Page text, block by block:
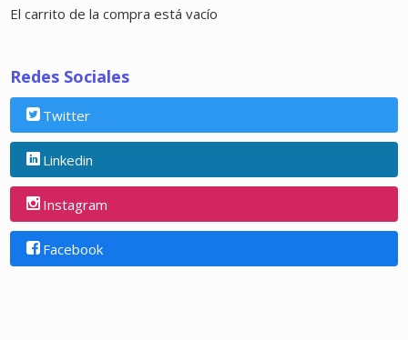
El carrito de la compra está vacío
Redes Sociales
Twitter
Linkedin
Instagram
Facebook